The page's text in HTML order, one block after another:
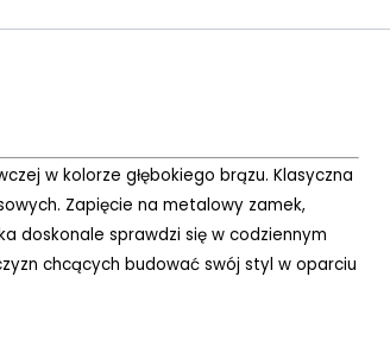
w kolorze głębokiego brązu. Klasyczna
Zapięcie na metalowy zamek,
doskonale sprawdzi się w codziennym
chcących budować swój styl w oparciu